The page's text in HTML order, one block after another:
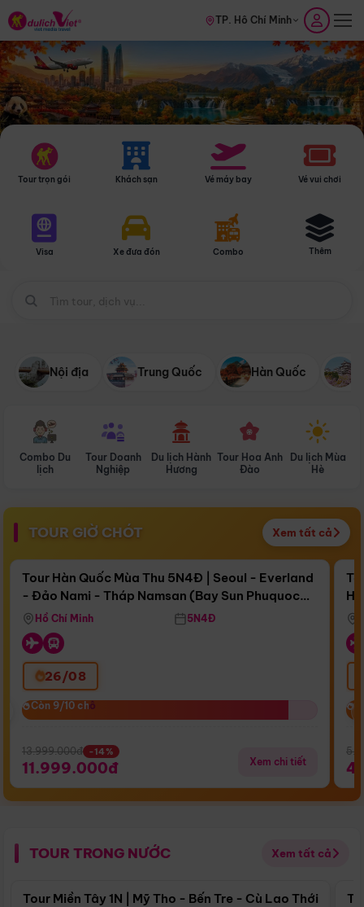
TP. Hồ Chí Minh
Tour trọn gói Khách sạn Vé máy bay Vé vui chơi
Visa Xe đưa đón Combo Thêm
Nội địa Trung Quốc Hàn Quốc
Combo Du
lịch
Tour Doanh
Nghiệp
Du lịch Hành
Hương
Tour Hoa Anh
Đào
Du lịch Mùa
Hè
TOUR GIỜ CHÓT Xem tất cả
Còn15 ngày 04:57:04
Bay Sun Phuquoc Airways
Điểm nổi bật
Tour Hàn Quốc Mùa Thu 5N4Đ | Seoul - Everland
- Đảo Nami - Tháp Namsan (Bay Sun Phuquoc
Airways)
Hồ Chí Minh 5N4Đ
26/08
Còn 9/10 chỗ
Còn 9/10 chỗ
13.999.000đ -14%
11.999.000đ Xem chi tiết
TOUR TRONG NƯỚC Xem tất cả
Điểm nổi bật
Tour Miền Tây 1N | Mỹ Tho - Bến Tre - Cù Lao Thới